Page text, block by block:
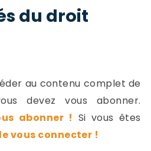
Droit privé ---
Abonnement aux actualités
du droit
au contenu complet de
devez vous abonner.
abonner ! Si vous êtes
vous connecter !